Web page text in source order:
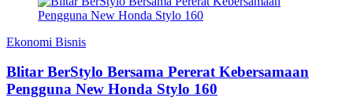
Ekonomi Bisnis
Blitar BerStylo Bersama Pererat Kebersamaan
Pengguna New Honda Stylo 160